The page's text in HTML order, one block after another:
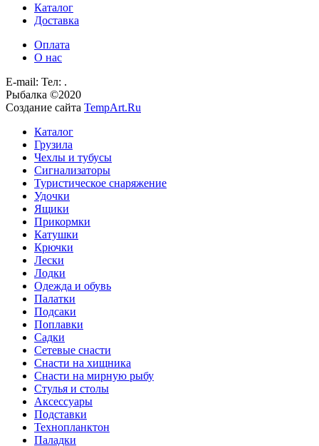
Каталог
Доставка
Оплата
О нас
E-mail: Тел: .
Рыбалка ©2020
Создание сайта TempArt.Ru
Каталог
Грузила
Чехлы и тубусы
Сигнализаторы
Туристическое снаряжение
Удочки
Ящики
Прикормки
Катушки
Крючки
Лески
Лодки
Одежда и обувь
Палатки
Подсаки
Поплавки
Садки
Сетевые снасти
Снасти на хищника
Снасти на мирную рыбу
Стулья и столы
Аксессуары
Подставки
Технопланктон
Паладки